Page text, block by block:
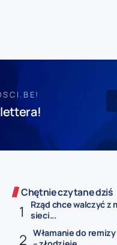
Chętnie czytane dziś
Rząd chce walczyć z
sieci...
Włamanie do